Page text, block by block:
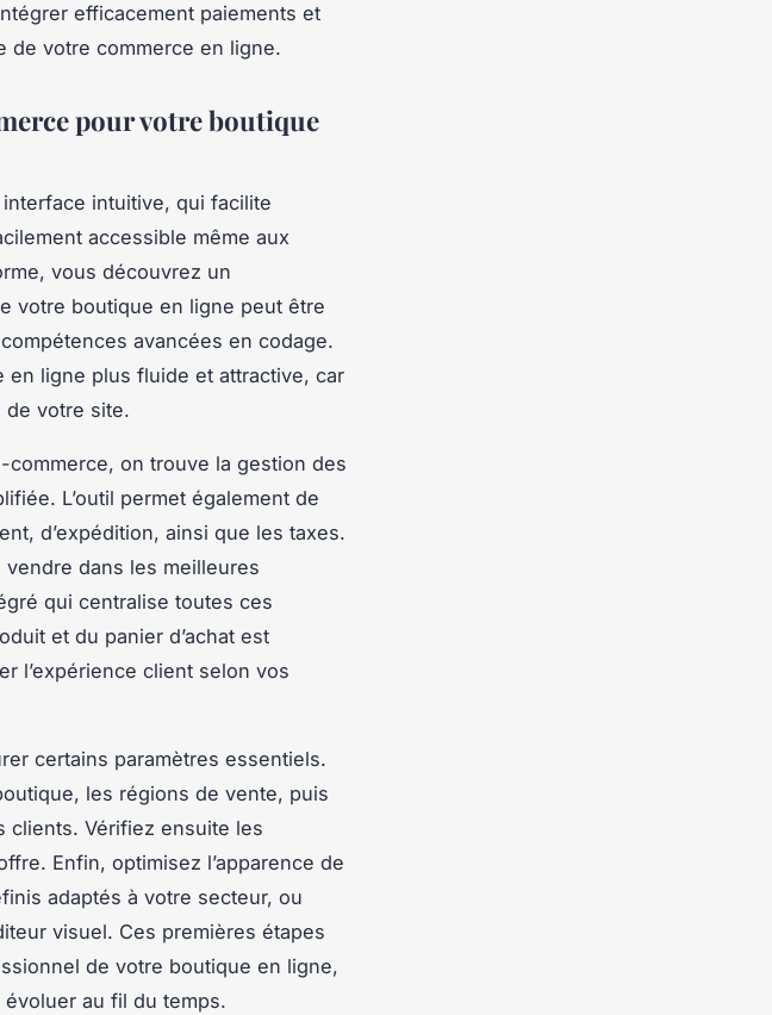
efficacement paiements et
de votre commerce en ligne.
pour votre boutique
intuitive, qui facilite
accessible même aux
vous découvrez un
votre boutique en ligne peut être
avancées en codage.
en ligne plus fluide et attractive, car
votre site.
on trouve la gestion des
L’outil permet également de
d’expédition, ainsi que les taxes.
dans les meilleures
qui centralise toutes ces
et du panier d’achat est
l’expérience client selon vos
certains paramètres essentiels.
les régions de vente, puis
clients. Vérifiez ensuite les
Enfin, optimisez l’apparence de
adaptés à votre secteur, ou
visuel. Ces premières étapes
de votre boutique en ligne,
au fil du temps.